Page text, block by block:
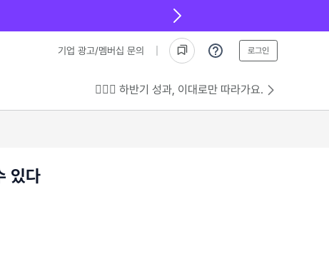
기업 광고/멤버십 문의 로그인
💁🏻‍♂️ 하반기 성과, 이대로만 따라가요.
있다